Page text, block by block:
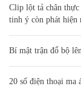
Clip lột tả chân
tinh ý còn phát hiện
Bí mật trận đổ bộ
20 số điện thoại ma